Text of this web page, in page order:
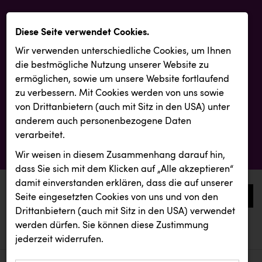
0
aktuelle aussendungen
aktuelle aussendungen
Diese Seite verwendet Cookies.
Wir verwenden unterschiedliche Cookies, um Ihnen
die best­mögliche Nutzung unserer Website zu
ermöglichen, sowie um unsere Website fortlaufend
zu verbessern. Mit Cookies werden von uns sowie
von Drittanbietern (auch mit Sitz in den USA) unter
anderem auch personenbezogene Daten
verarbeitet.
Wir weisen in diesem Zusammenhang darauf hin,
dass Sie sich mit dem Klicken auf „Alle akzeptieren“
damit ein­ver­standen erklären, dass die auf unserer
Seite eingesetzten Cookies von uns und von den
Drittanbietern (auch mit Sitz in den USA) verwendet
werden dürfen. Sie können diese Zustimmung
jederzeit widerrufen.